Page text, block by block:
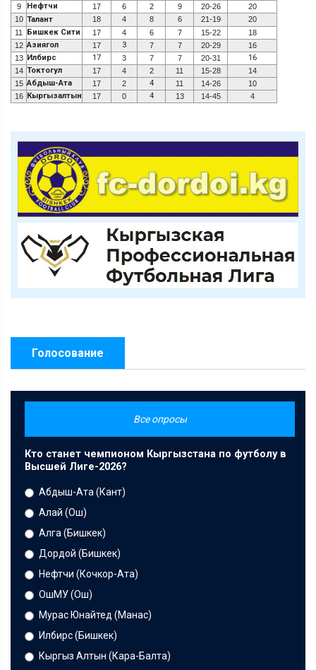
9 Нефтчи 17 6 2 9 20-26
20
10 Талант 18 4 8 6 21-19
20
11
Бишкек Сити 17 4 6 7 15-22
18
12 Азиягол 17 3 7 7 20-29
16
13 Илбирс 17 3 7 7 20-31 16
14 Токтогул 17 4 2 11 15-28
14
15 Абдыш-Ата 17 2 4 11 14-26
10
16 Кыргызалтын 17 0 4 13 14-45 4
Голосование
Все опросы
Кто станет чемпионом Кыргызстана по футболу в
Высшей Лиге-2026?
Абдыш-Ата (Кант)
Алай (Ош)
Алга (Бишкек)
Дордой (Бишкек)
Нефтчи (Кочкор-Ата)
ОшМУ (Ош)
Мурас Юнайтед (Манас)
Илбирс (Бишкек)
Кыргыз Алтын (Кара-Балта)